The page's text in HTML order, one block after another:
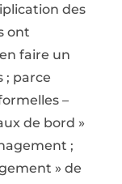
des
ont
faire un
; parce
–
de bord »
;
» de